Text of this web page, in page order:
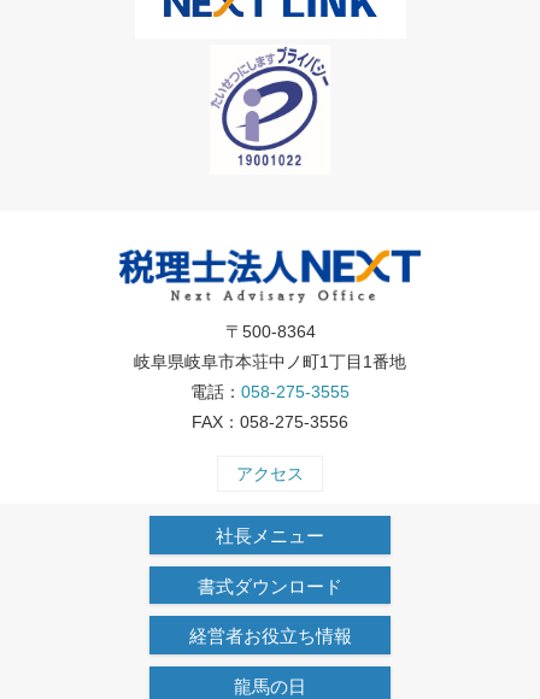
〒500-8364
岐阜県岐阜市本荘中ノ町1丁目1番地
電話： 058-275-3555
FAX：058-275-3556
アクセス
社長メニュー
書式ダウンロード
経営者お役立ち情報
龍馬の日